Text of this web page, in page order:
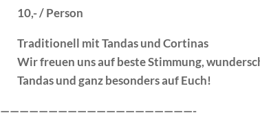
10,- / Person
Traditionell mit Tandas und Cortinas
Wir freuen uns auf beste Stimmung,
Tandas und ganz besonders auf Euch!
————————————————————-